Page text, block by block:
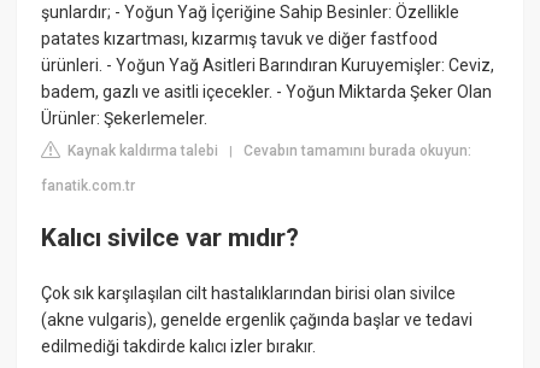
şunlardır; - Yoğun Yağ İçeriğine Sahip Besinler: Özellikle
patates kızartması, kızarmış tavuk ve diğer fastfood
ürünleri. - Yoğun Yağ Asitleri Barındıran Kuruyemişler: Ceviz,
badem, gazlı ve asitli içecekler. - Yoğun Miktarda Şeker Olan
Ürünler: Şekerlemeler.
Kaynak kaldırma talebi |Cevabın tamamını burada okuyun:
fanatik.com.tr
Kalıcı sivilce var mıdır?
Çok sık karşılaşılan cilt hastalıklarından birisi olan sivilce
(akne vulgaris), genelde ergenlik çağında başlar ve tedavi
edilmediği takdirde kalıcı izler bırakır.